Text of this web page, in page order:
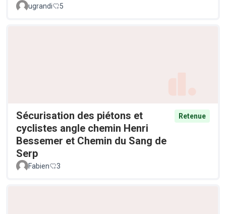
ugrandi 5
Sécurisation des piétons et
cyclistes angle chemin Henri
Bessemer et Chemin du Sang de
Serp
Retenue
Fabien 3